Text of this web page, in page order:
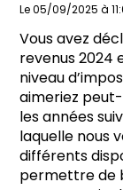
Le 05/09/2025 à
Vous avez
revenus 2024
niveau
aimeriez
les années
laquelle nous
différents
permettre de